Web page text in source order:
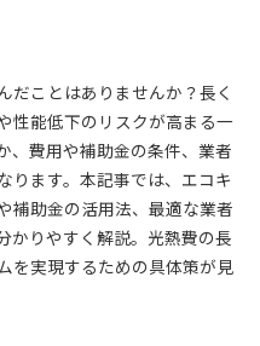
だことはありませんか？長く
性能低下のリスクが高まる一
、費用や補助金の条件、業者
ります。本記事では、エコキ
補助金の活用法、最適な業者
かりやすく解説。光熱費の長
を実現するための具体策が見